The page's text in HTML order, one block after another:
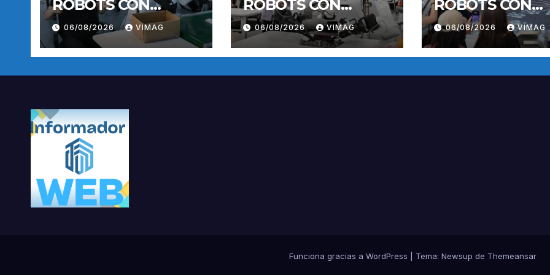
ROBOTS CON
INTELIGENCIA
INCORPORADA-
ENTRENAMIENTO
06/08/2026 VIMAG
ROBOTS CON
INTELIGENCIA
INCORPORADA-
ENTRENAMIENTO
06/08/2026 VIMAG
ROBOTS CON
INTELIGENCIA
INCORPORADA-
06/08/2026 VIMAG
Funciona gracias a WordPress Tema: Newsup de Themeansar